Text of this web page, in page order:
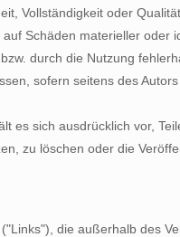
Vollständigkeit oder
Schäden materieller oder
durch die Nutzung
sofern seitens des
es sich ausdrücklich vor,
zu löschen oder die
die außerhalb des